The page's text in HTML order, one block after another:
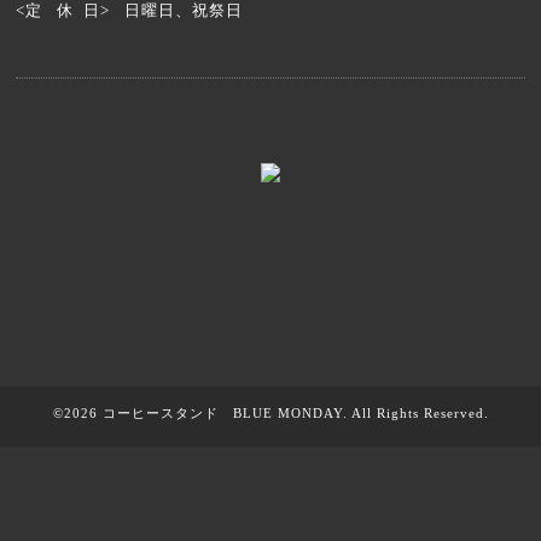
<定 休 日> 日曜日、祝祭日
©2026 コーヒースタンド BLUE MONDAY. All Rights Reserved.